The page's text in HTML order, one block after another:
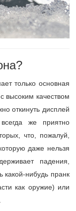
только основная
высоким качеством
откинуть дисплей
же приятно
что, пожалуй,
даже нельзя
падения,
какой-нибудь пранк
как оружие) или